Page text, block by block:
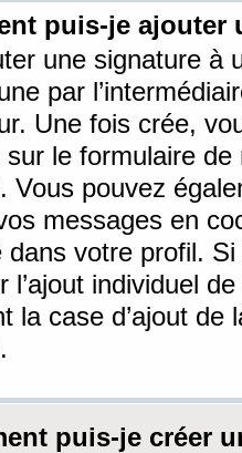
puis-je ajouter
une signature à
par
Une fois crée,
sur le formulaire de
Vous pouvez
messages en
dans votre profil.
l’ajout individuel
la case d’ajout
puis-je créer